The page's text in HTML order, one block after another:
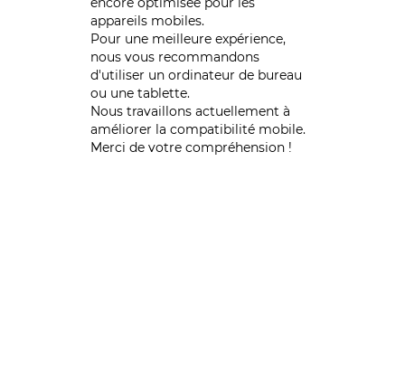
appareils mobiles.
Pour une meilleure expérience,
nous vous recommandons
d'utiliser un ordinateur de bureau
ou une tablette.
Nous travaillons actuellement à
améliorer la compatibilité mobile.
Merci de votre compréhension !